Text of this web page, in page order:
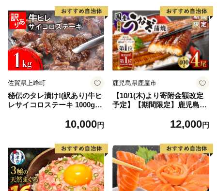
佐賀県上峰町
秘伝のタレ漬け!(訳あり)牛ヒ
レサイコロステーキ 1000g
10,000円
鹿児島県鹿屋市
【10/1(木)より寄附金額改定
予定】【期間限定】鹿児島県
12,000円